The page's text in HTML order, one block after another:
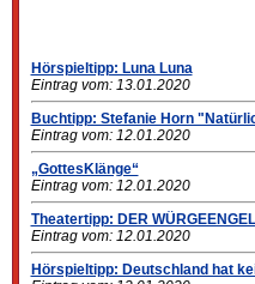
Hörspieltipp: Luna Luna
Eintrag vom: 13.01.2020
Buchtipp: Stefanie Horn
Eintrag vom: 12.01.2020
„GottesKlänge“
Eintrag vom: 12.01.2020
Theatertipp: DER WÜRGEENGEL
Eintrag vom: 12.01.2020
Hörspieltipp: Deutschland hat